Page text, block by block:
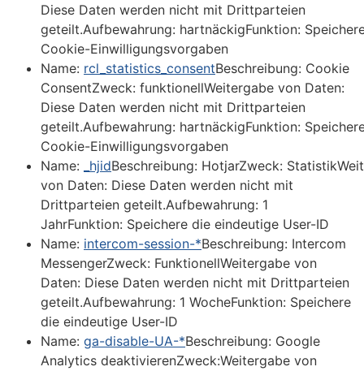
Diese Daten werden nicht mit Drittparteien
geteilt.Aufbewahrung: hartnäckigFunktion:
Cookie-Einwilligungsvorgaben
Name: rcl_statistics_consentBeschreibung: Cookie
ConsentZweck: funktionellWeitergabe von Daten:
Diese Daten werden nicht mit Drittparteien
geteilt.Aufbewahrung: hartnäckigFunktion:
Cookie-Einwilligungsvorgaben
Name:
_hjidBeschreibung: HotjarZweck:
von Daten: Diese Daten werden nicht mit
Drittparteien geteilt.Aufbewahrung: 1
JahrFunktion: Speichere die eindeutige User-ID
Name: intercom-session-*Beschreibung: Intercom
MessengerZweck: FunktionellWeitergabe von
Daten: Diese Daten werden nicht mit Drittparteien
geteilt.Aufbewahrung: 1 WocheFunktion: Speichere
die eindeutige User-ID
Name: ga-disable-UA-*Beschreibung: Google
Analytics deaktivierenZweck:Weitergabe von